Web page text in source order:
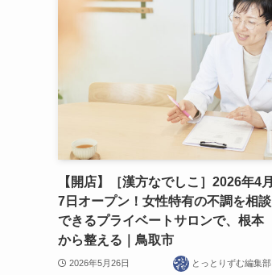
【開店】［漢方なでしこ］2026年4月
7日オープン！女性特有の不調を相談
できるプライベートサロンで、根本
から整える｜鳥取市
2026年5月26日 とっとりずむ編集部